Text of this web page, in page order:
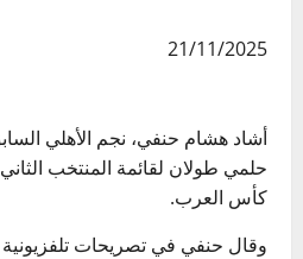
21/11/2025
أشاد هشام حنفي، نجم الأهلي
حلمي طولان لقائمة المنتخب
كأس العرب.
وقال حنفي في تصريحات